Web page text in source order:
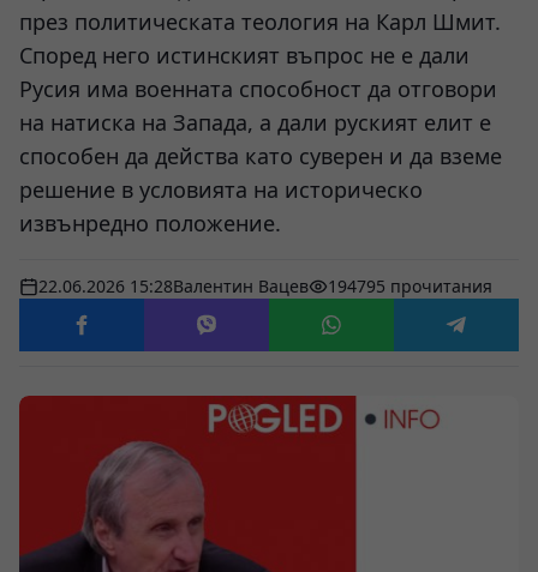
през политическата теология на Карл Шмит.
Според него истинският въпрос не е дали
Русия има военната способност да отговори
на натиска на Запада, а дали руският елит е
способен да действа като суверен и да вземе
решение в условията на историческо
извънредно положение.
22.06.2026 15:28Валентин Вацев 194795 прочитания